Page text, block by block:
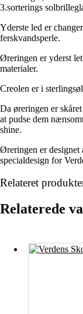
3.sorterings
Yderste led er
ferskvandsperle.
Øreringen er yderst
materialer.
Creolen er i
Da øreringen er
at pudse dem
shine.
Øreringen er designet
specialdesign for
Relateret
Relaterede